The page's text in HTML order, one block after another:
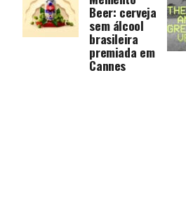
Beer: cerveja
sem álcool
brasileira
premiada em
Cannes